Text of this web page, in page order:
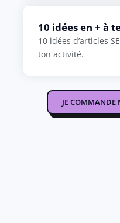
10 idées en + à
10 idées d’articles
ton activité.
JE COMMANDE